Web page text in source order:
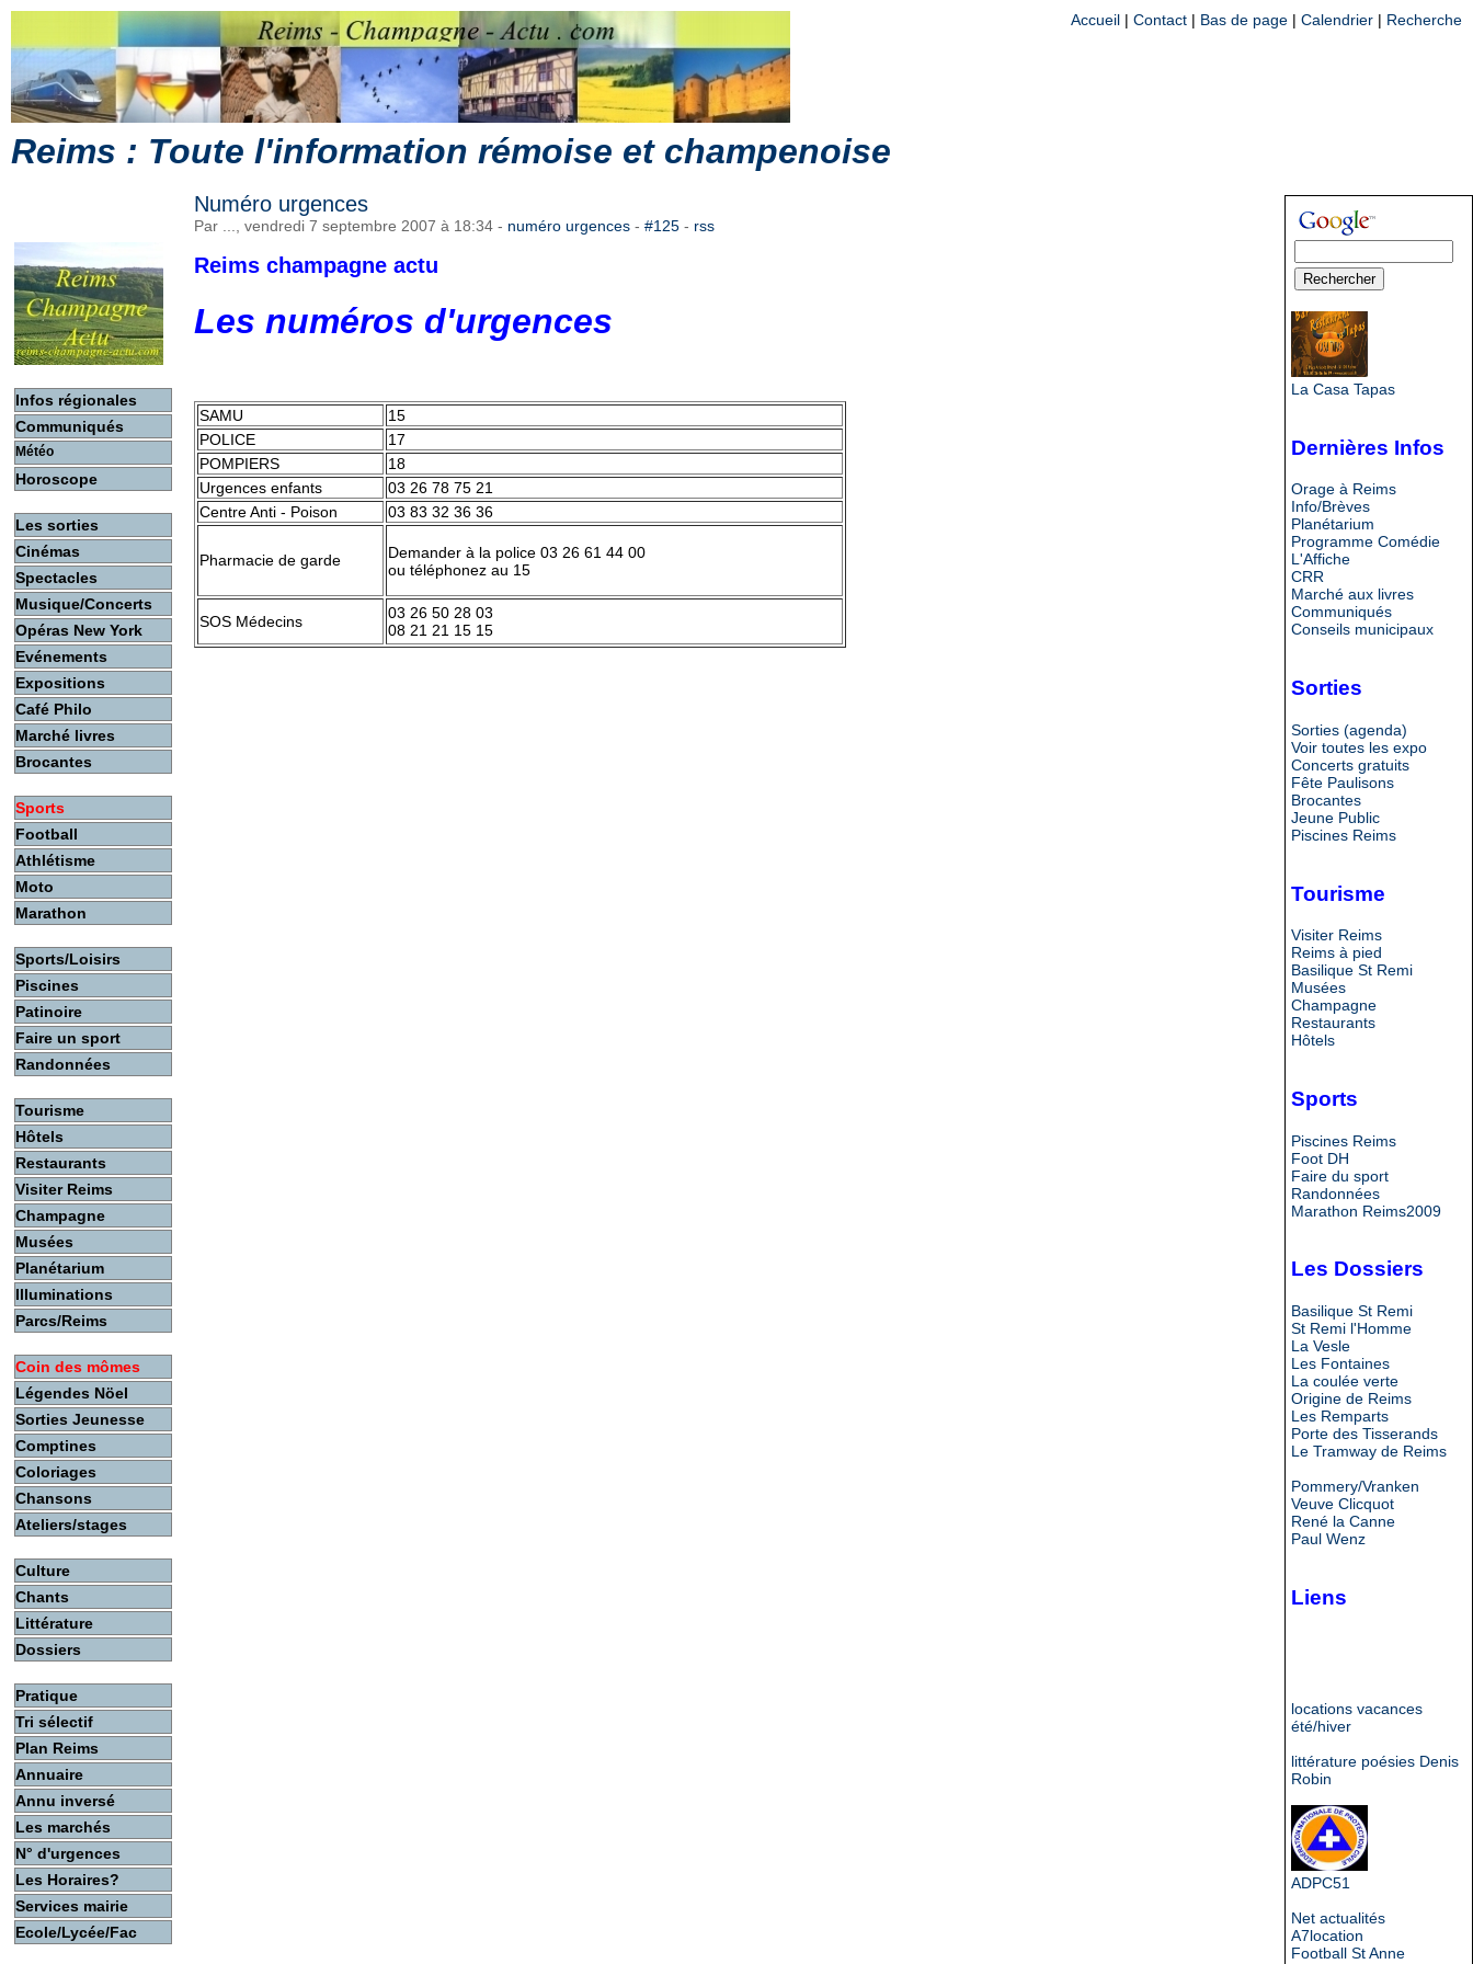
Reims : Toute l'information rémoise et champenoise
Accueil | Contact | Bas de page | Calendrier | Recherche
Infos régionales
Communiqués
Météo
Horoscope
Les sorties
Cinémas
Spectacles
Musique/Concerts
Opéras New York
Evénements
Expositions
Café Philo
Marché livres
Brocantes
Sports
Football
Athlétisme
Moto
Marathon
Sports/Loisirs
Piscines
Patinoire
Faire un sport
Randonnées
Tourisme
Hôtels
Restaurants
Visiter Reims
Champagne
Musées
Planétarium
Illuminations
Parcs/Reims
Coin des mômes
Légendes Nöel
Sorties Jeunesse
Comptines
Coloriages
Chansons
Ateliers/stages
Culture
Chants
Littérature
Dossiers
Pratique
Tri sélectif
Plan Reims
Annuaire
Annu inversé
Les marchés
N° d'urgences
Les Horaires?
Services mairie
Ecole/Lycée/Fac
Numéro urgences
Par ..., vendredi 7 septembre 2007 à 18:34 - numéro urgences - #125 - rss
Reims champagne actu
Les numéros d'urgences
SAMU
15
POLICE
17
POMPIERS
18
Urgences enfants
03 26 78 75 21
Centre Anti - Poison
03 83 32 36 36
Pharmacie de garde
Demander à la police 03 26 61 44 00
ou téléphonez au 15
SOS Médecins
03 26 50 28 03
08 21 21 15 15
La Casa Tapas
Dernières Infos
Orage à Reims
Info/Brèves
Planétarium
Programme Comédie
L'Affiche
CRR
Marché aux livres
Communiqués
Conseils municipaux
Sorties
Sorties (agenda)
Voir toutes les expo
Concerts gratuits
Fête Paulisons
Brocantes
Jeune Public
Piscines Reims
Tourisme
Visiter Reims
Reims à pied
Basilique St Remi
Musées
Champagne
Restaurants
Hôtels
Sports
Piscines Reims
Foot DH
Faire du sport
Randonnées
Marathon Reims2009
Les Dossiers
Basilique St Remi
St Remi l'Homme
La Vesle
Les Fontaines
La coulée verte
Origine de Reims
Les Remparts
Porte des Tisserands
Le Tramway de Reims
Pommery/Vranken
Veuve Clicquot
René la Canne
Paul Wenz
Liens
locations vacances
été/hiver
littérature poésies Denis
Robin
ADPC51
Net actualités
A7location
Football St Anne